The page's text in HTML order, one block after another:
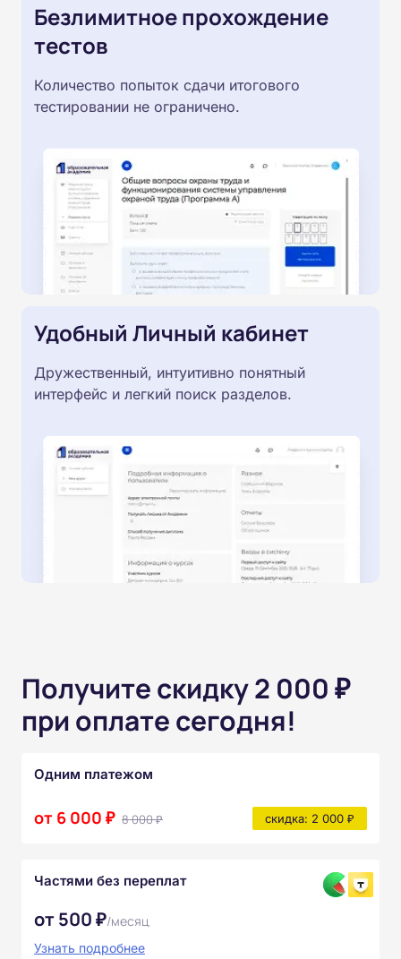
Безлимитное прохождение
тестов
Количество попыток сдачи итогового
тестировании не ограничено.
Удобный Личный кабинет
Дружественный, интуитивно понятный
интерфейс и легкий поиск разделов.
Получите скидку 2 000 ₽
при оплате сегодня!
Одним платежом
от 6 000 ₽ 8 000 ₽ скидка: 2 000 ₽
Частями без переплат
от 500 ₽/месяц
Узнать подробнее